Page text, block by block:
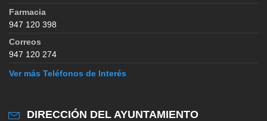
Farmacia
947 120 398
Correos
947 120 274
Ver más Teléfonos de Interés
DIRECCIÓN DEL AYUNTAMIENTO